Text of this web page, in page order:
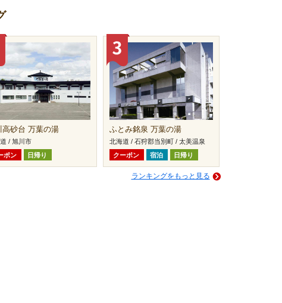
高砂台 万葉の湯
/ 旭川市
ポン
日帰り
ふとみ銘泉 万葉の湯
北海道 / 石狩郡当別町 / 太美温泉
クーポン
宿泊 日帰り
ランキングをもっと見る